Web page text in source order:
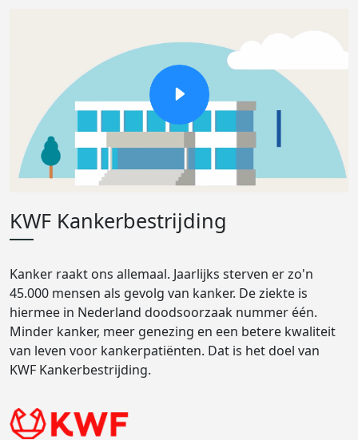
KWF Kankerbestrijding
Kanker raakt ons allemaal. Jaarlijks sterven er zo'n
45.000 mensen als gevolg van kanker. De ziekte is
hiermee in Nederland doodsoorzaak nummer één.
Minder kanker, meer genezing en een betere kwaliteit
van leven voor kankerpatiënten. Dat is het doel van
KWF Kankerbestrijding.